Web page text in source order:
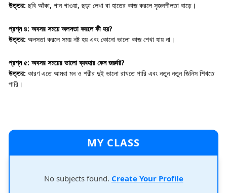
উত্তর: ছবি আঁকা, গান গাওয়া, ছড়া লেখা বা হাতের কাজ করলে সৃজনশীলতা বাড়ে।
প্রশ্ন ৪: অবসর সময়ে অলসতা করলে কী হয়?
উত্তর: অলসতা করলে সময় নষ্ট হয় এবং কোনো ভালো কাজ শেখা যায় না।
প্রশ্ন ৫: অবসর সময়ের ভালো ব্যবহার কেন জরুরি?
উত্তর: কারণ এতে আমরা মন ও শরীর দুই ভালো রাখতে পারি এবং নতুন নতুন জিনিস শিখতে
পারি।
MY CLASS
No subjects found. Create Your Profile